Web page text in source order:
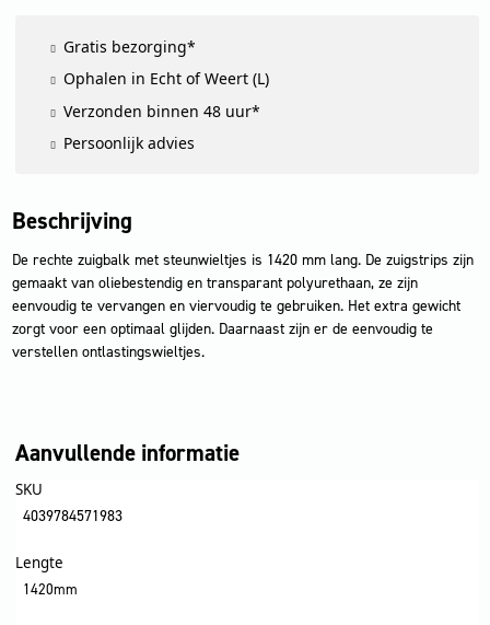
Gratis bezorging*
Ophalen in Echt of Weert (L)
Verzonden binnen 48 uur*
Persoonlijk advies
Beschrijving
De rechte zuigbalk met steunwieltjes is 1420 mm lang. De zuigstrips zijn
gemaakt van oliebestendig en transparant polyurethaan, ze zijn
eenvoudig te vervangen en viervoudig te gebruiken. Het extra gewicht
zorgt voor een optimaal glijden. Daarnaast zijn er de eenvoudig te
verstellen ontlastingswieltjes.
Aanvullende informatie
SKU
4039784571983
Lengte
1420mm